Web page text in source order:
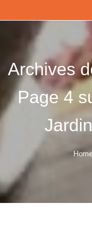
Archives
Page 4